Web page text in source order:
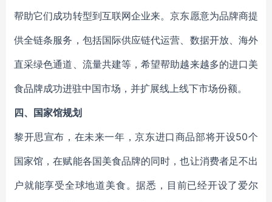
帮助它们成功转型到互联网企业来。京东愿意为品牌商提
供全链条服务，包括国际供应链代运营、数据开放、海外
直采绿色通道、流量共建等，希望帮助越来越多的进口美
食品牌成功进驻中国市场，并扩展线上线下市场份额。
四、国家馆规划
黎开思宣布，在未来一年，京东进口商品部将开设50个
国家馆，在赋能各国美食品牌的同时，也让消费者足不出
户就能享受全球地道美食。据悉，目前已经开设了爱尔